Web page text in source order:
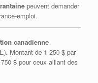
peuvent demander
emploi.
canadienne
Montant de 1 250 $ par
$ pour ceux aillant des